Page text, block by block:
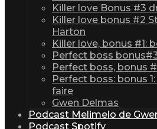
Killer love Bonus #3
Killer love bonus #2
Harton
Killer love, bonus #1:
Perfect boss
Perfect boss, bonus
Perfect boss: bonus
faire
Gwen Delmas
Podcast Melimelo de
Podcast Spotify